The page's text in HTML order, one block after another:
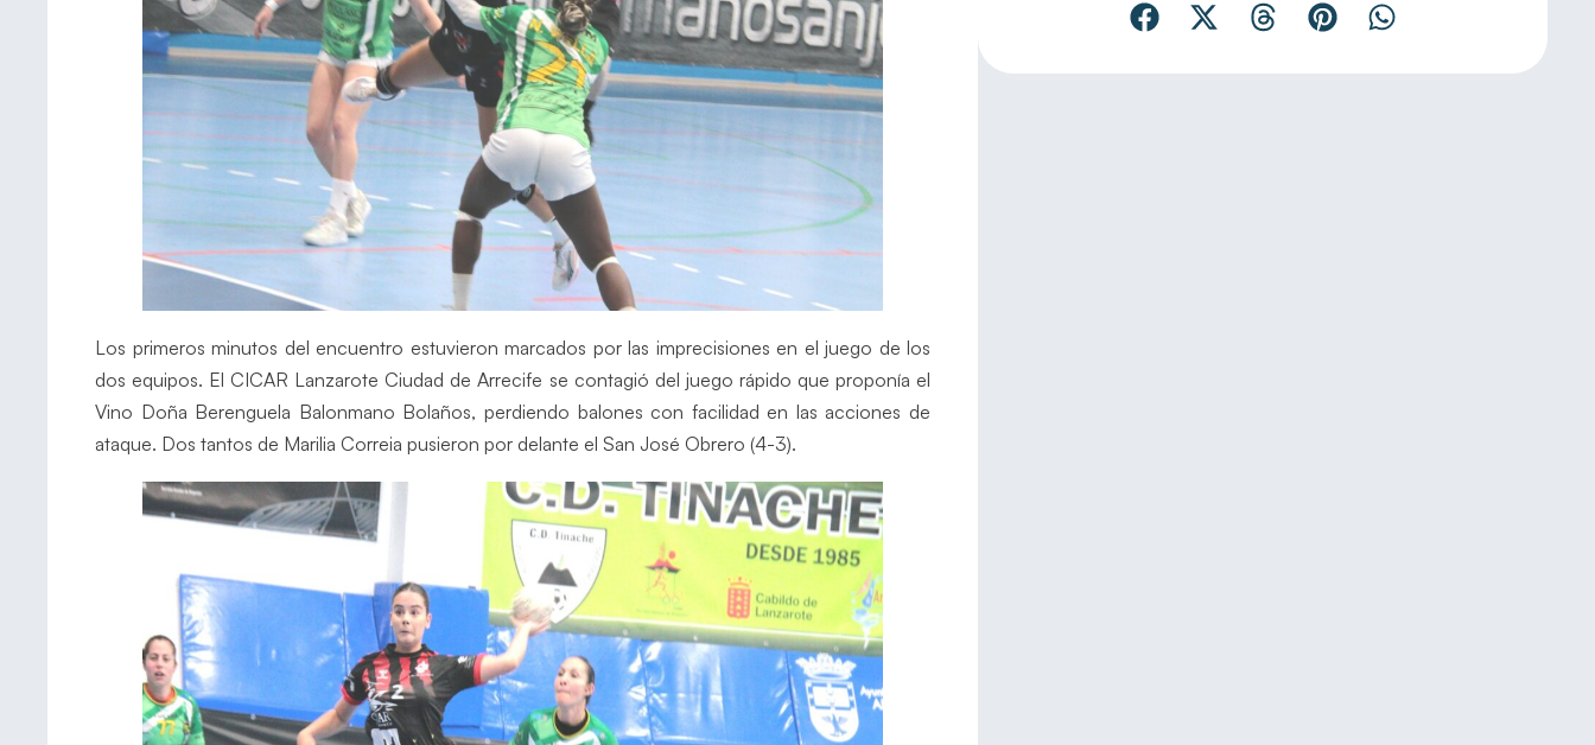
Los primeros minutos del encuentro estuvieron marcados por las imprecisiones en el juego de los
dos equipos. El CICAR Lanzarote Ciudad de Arrecife se contagió del juego rápido que proponía el
Vino Doña Berenguela Balonmano Bolaños, perdiendo balones con facilidad en las acciones de
ataque. Dos tantos de Marilia Correia pusieron por delante el San José Obrero (4-3).